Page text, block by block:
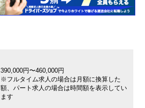
390,000円〜460,000円
※フルタイム求人の場合は月額に換算した
額、パート求人の場合は時間額を表示してい
ます